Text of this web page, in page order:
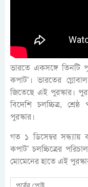
ভারতে একসঙ্গে তিনটি
কপাট’। ভারতের
জিতেছে এই পুরস্কার।
বিদেশি চলচ্চিত্র,
পুরস্কার।
গত ১ ডিসেম্বর সন্ধ্যায়
কপাট’ চলচ্চিত্রের
মোমেনের হাতে এই